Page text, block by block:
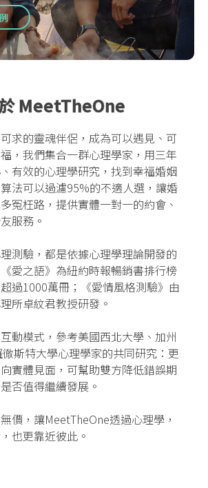
MeetTheOne
求的靈魂伴侶，成為可以遇見、可
，我們集合一群心理學家，用三年
有效的心理學研究，找到幸福婚姻
法可以過濾95%的不適人選，讓婚
冤枉路，提供實體一對一的約會、
服務。
測驗，都是依據心理學理論開發的
愛之語》為紐約時報暢銷書排行榜
過1000萬冊；《愛情風格測驗》由
所卓紋君教授研發。
動模式，參考美國西北大學、加州
斯特大學心理學家的共同研究：更
實體見面，可幫助雙方降低錯誤期
否值得繼續發展。
價，讓MeetTheOne透過心理學，
也更靠近彼此。